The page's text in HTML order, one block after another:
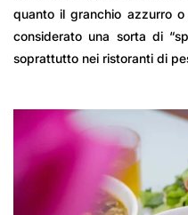
quanto il granchio azzurro
considerato una sorta di
soprattutto nei ristoranti di